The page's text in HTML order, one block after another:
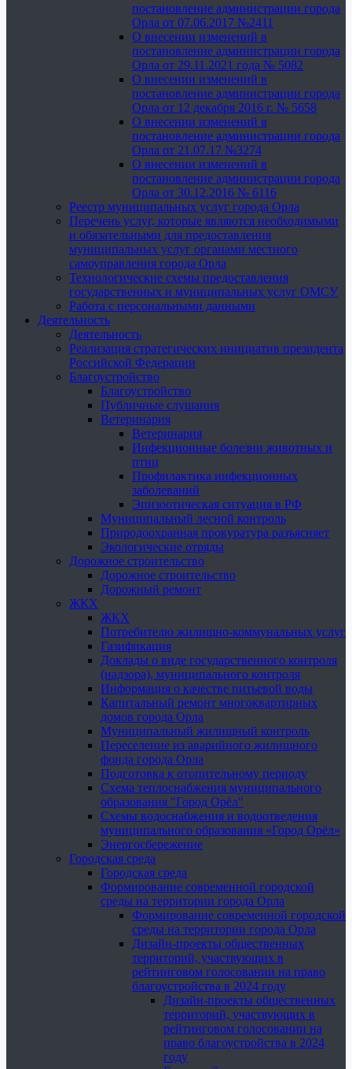
постановление администрации города
Орла от 07.06.2017 №2411
О внесении изменений в
постановление администрации города
Орла от 29.11.2021 года № 5082
О внесении изменений в
постановление администрации города
Орла от 12 декабря 2016 г. № 5658
О внесении изменений в
постановление администрации города
Орла от 21.07.17 №3274
О внесении изменений в
постановление администрации города
Орла от 30.12.2016 № 6116
Реестр муниципальных услуг города Орла
Перечень услуг, которые являются необходимыми
и обязательными для предоставления
муниципальных услуг органами местного
самоуправления города Орла
Технологические схемы предоставления
государственных и муниципальных услуг ОМСУ
Работа с персональными данными
Деятельность
Деятельность
Реализация стратегических инициатив президента
Российской Федерации
Благоустройство
Благоустройство
Публичные слушания
Ветеринария
Ветеринария
Инфекционные болезни животных и
птиц
Профилактика инфекционных
заболеваний
Эпизоотическая ситуация в РФ
Муниципальный лесной контроль
Природоохранная прокуратура разъясняет
Экологические отряды
Дорожное строительство
Дорожное строительство
Дорожный ремонт
ЖКХ
ЖКХ
Потребителю жилищно-коммунальных услуг
Газификация
Доклады о виде государственного контроля
(надзора), муниципального контроля
Информация о качестве питьевой воды
Капитальный ремонт многоквартирных
домов города Орла
Муниципальный жилищный контроль
Переселение из аварийного жилищного
фонда города Орла
Подготовка к отопительному периоду
Схема теплоснабжения муниципального
образования "Город Орёл"
Схемы водоснабжения и водоотведения
муниципального образования «Город Орёл»
Энергосбережение
Городская среда
Городская среда
Формирование современной городской
среды на территории города Орла
Формирование современной городской
среды на территории города Орла
Дизайн-проекты общественных
территорий, участвующих в
рейтинговом голосовании на право
благоустройства в 2024 году
Дизайн-проекты общественных
территорий, участвующих в
рейтинговом голосовании на
право благоустройства в 2024
году